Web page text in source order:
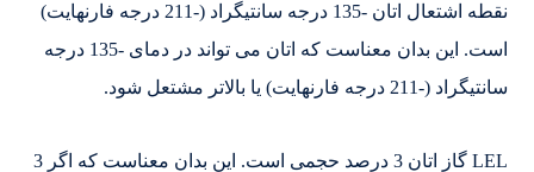
نقطه اشتعال اتان -135 درجه سانتیگراد (-211 درجه فارنهایت)
است. این بدان معناست که اتان می تواند در دمای -135 درجه
سانتیگراد (-211 درجه فارنهایت) یا بالاتر مشتعل شود.
LEL گاز اتان 3 درصد حجمی است. این بدان معناست که اگر 3